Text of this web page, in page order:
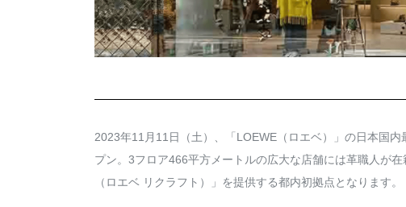
2023年11月11日（土）、「LOEWE（ロエベ）」の日本国
プン。3フロア466平方メートルの広大な店舗には革職人が
（ロエベ リクラフト）」を提供する都内初拠点となります。